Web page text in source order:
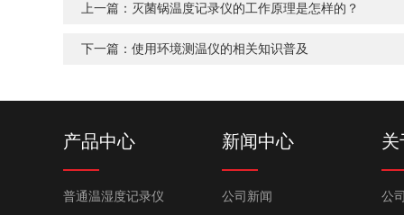
上一篇： 灭菌锅温度记录仪的工作原理是怎样的？
下一篇： 使用环境测温仪的相关知识普及
产品中心
普通温湿度记录仪
新闻中心
公司新闻
关
公